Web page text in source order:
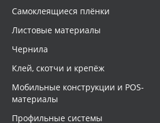
Самоклеящиеся плёнки
Листовые материалы
Чернила
Клей, скотчи и крепёж
Мобильные конструкции и POS-
материалы
Профильные системы